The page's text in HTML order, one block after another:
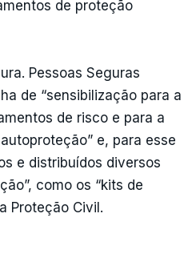
de proteção
Pessoas Seguras
de “sensibilização para a
de risco e para a
e, para esse
e distribuídos diversos
como os “kits de
Proteção Civil.